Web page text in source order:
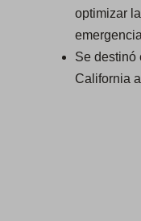
optimizar
Se destinó
California